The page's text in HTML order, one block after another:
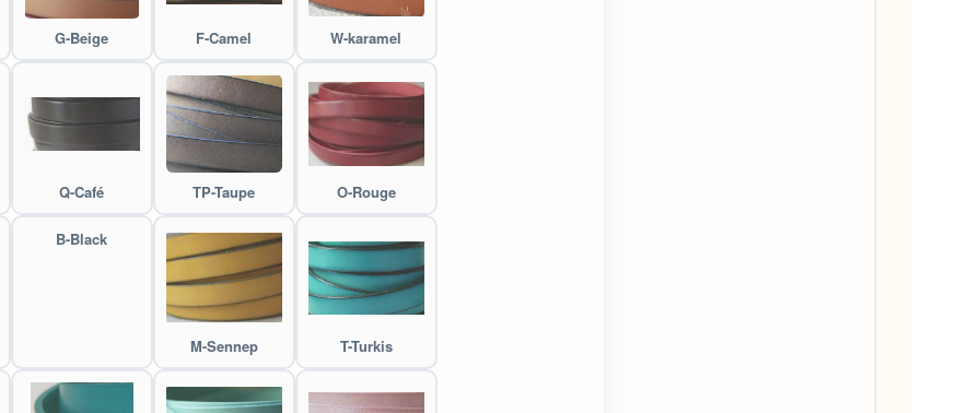
G-Beige F-Camel W-karamel
Q-Café TP-Taupe O-Rouge
B-Black
M-Sennep T-Turkis